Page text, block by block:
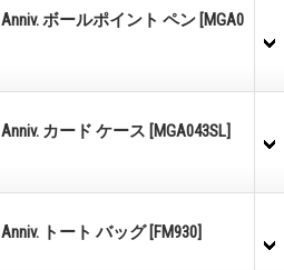
Anniv. ボールポイント ペン [MGA0
Anniv. カード ケース [MGA043SL]
Anniv. トート バッグ [FM930]